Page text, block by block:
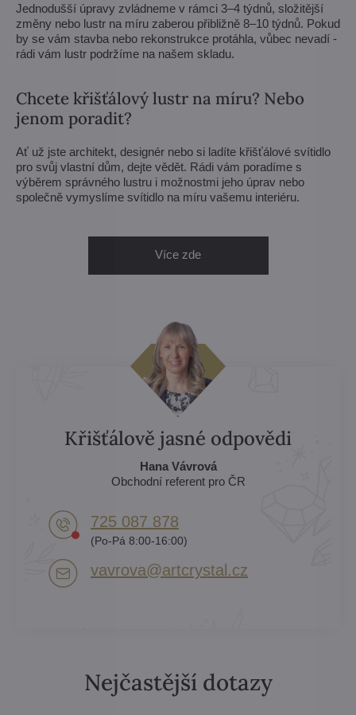
Jednodušší úpravy zvládneme v rámci 3–4 týdnů, složitější
změny nebo lustr na míru zaberou přibližně 8–10 týdnů. Pokud
by se vám stavba nebo rekonstrukce protáhla, vůbec nevadí -
rádi vám lustr podržíme na našem skladu.
Chcete křišťálový lustr na míru? Nebo
jenom poradit?
Ať už jste architekt, designér nebo si ladíte křišťálové svítidlo
pro svůj vlastní dům, dejte vědět. Rádi vám poradíme s
výběrem správného lustru i možnostmi jeho úprav nebo
společně vymyslíme svítidlo na míru vašemu interiéru.
Více zde
Křišťálově jasné odpovědi
Hana Vávrová
Obchodní referent pro ČR
725 087 878​
(Po-Pá 8:00-16:00)
vavrova​@artcrystal​.cz
Nejčastější dotazy